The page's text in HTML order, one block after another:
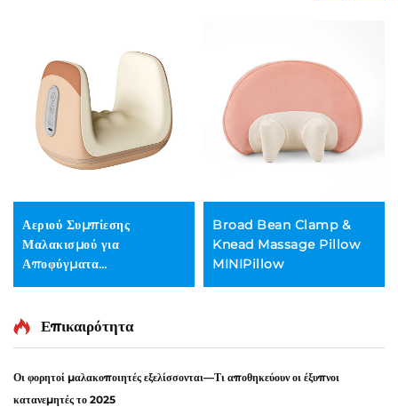
Αεριού Συμπίεσης
Μαλακισμού για
Αποφύγματα
Τενοσυνοβίτιδας στα
Broad Bean Clamp &
Knead Massage Pillow
MINIPillow
Επικαιρότητα
Οι φορητοί μαλακοποιητές εξελίσσονται—Τι αποθηκεύουν οι έξυπνοι
κατανεμητές το 2025